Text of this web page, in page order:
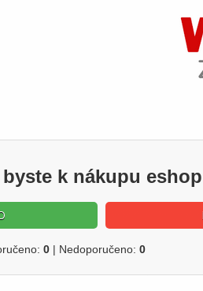
k nákupu
0 | Nedoporučeno: 0